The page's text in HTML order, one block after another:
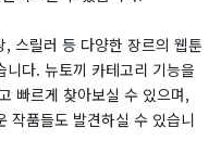
스릴러 등 다양한 장르의 웹툰
다. 뉴토끼 카테고리 기능을
빠르게 찾아보실 수 있으며,
작품들도 발견하실 수 있습니